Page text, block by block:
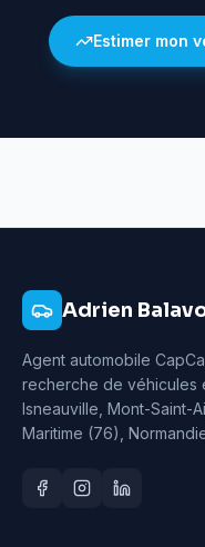
Estimer mon
Adrien
Agent automobile
recherche de véhicules
Isneauville, Mont-Saint-
Maritime (76),